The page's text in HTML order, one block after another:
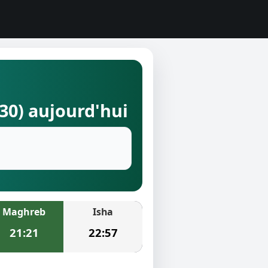
aujourd'hui
Maghreb
21:21
Isha
22:57